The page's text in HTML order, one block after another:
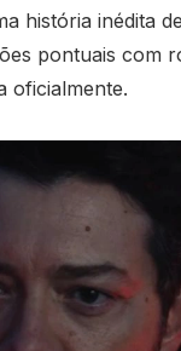
história inédita
pontuais com
oficialmente.